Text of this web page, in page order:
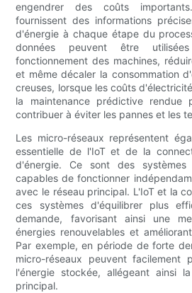
engendrer des coûts
fournissent des informations
d'énergie à chaque étape du
données peuvent être
fonctionnement des machines,
et même décaler la consommation
creuses, lorsque les coûts
la maintenance prédictive rendue
contribuer à éviter les pannes et les
Les micro-réseaux représentent
essentielle de l'IoT et de la
d'énergie. Ce sont des systèmes
capables de fonctionner
avec le réseau principal. L'IoT et la
ces systèmes d'équilibrer plus
demande, favorisant ainsi une
énergies renouvelables et
Par exemple, en période de forte
micro-réseaux peuvent facilement
l'énergie stockée, allégeant ainsi
principal.